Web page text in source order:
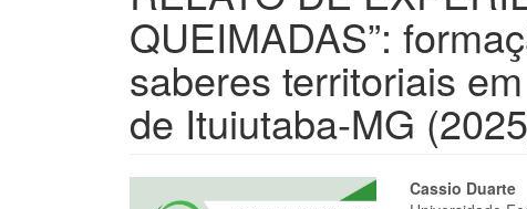
QUEIMADAS”:
saberes territoriais
de Ituiutaba-MG
Barra
Cassio Duarte